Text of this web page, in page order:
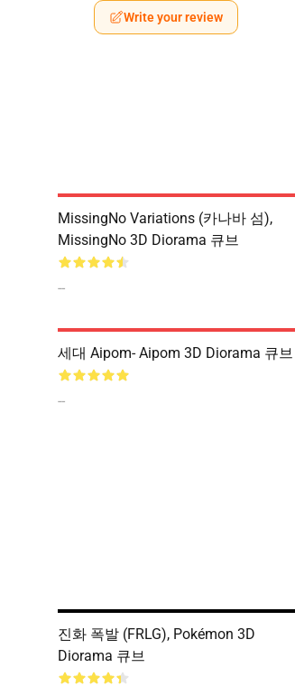
Write your review
MissingNo Variations (카나바 섬),
MissingNo 3D Diorama 큐브
--
세대 Aipom- Aipom 3D Diorama 큐브
--
진화 폭발 (FRLG), Pokémon 3D
Diorama 큐브